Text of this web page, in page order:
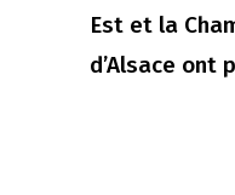
Est et la
d’Alsace ont